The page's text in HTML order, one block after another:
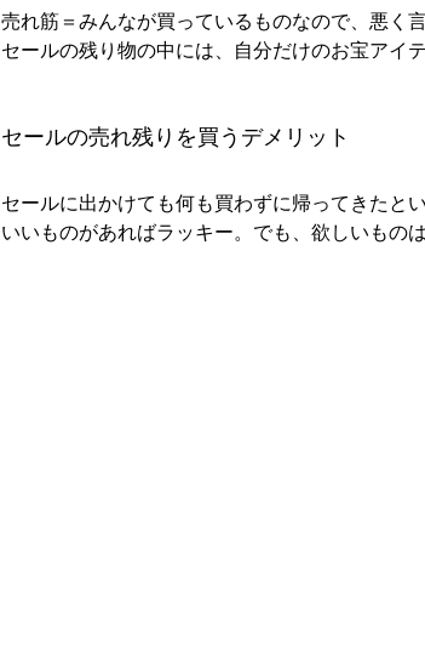
売れ筋＝みんなが買っているものなので、悪く
セールの残り物の中には、自分だけのお宝アイ
セールの売れ残りを買うデメリット
セールに出かけても何も買わずに帰ってきたと
いいものがあればラッキー。でも、欲しいもの